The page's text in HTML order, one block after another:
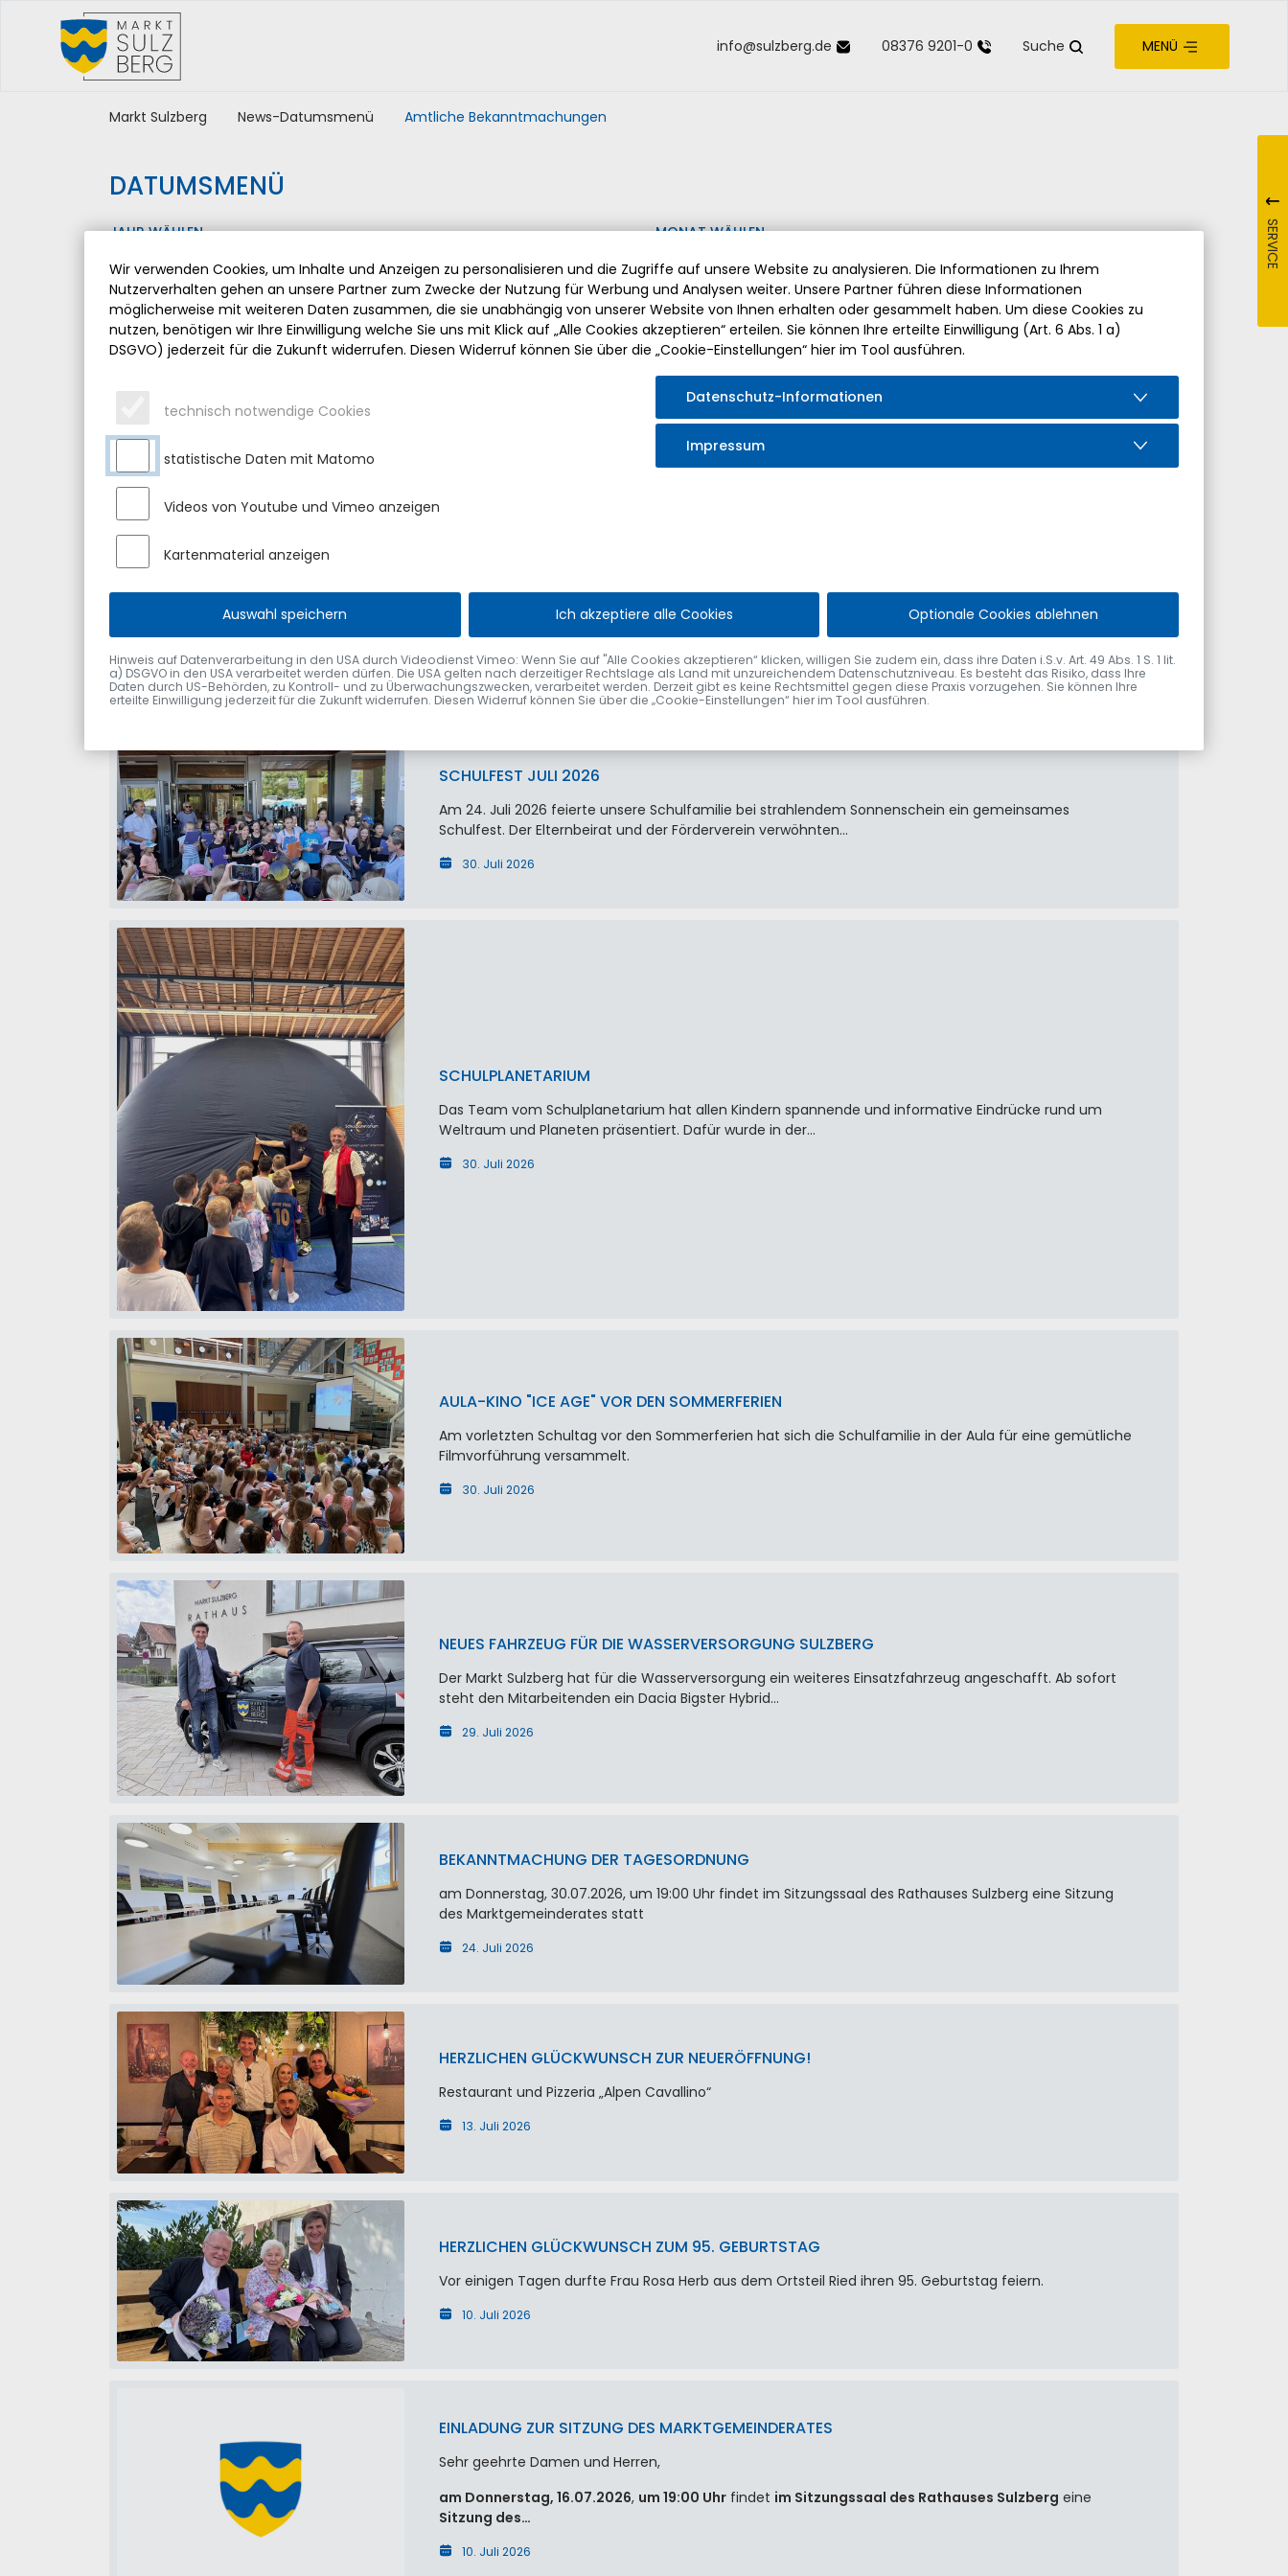
Inhalt der Seite anspringen
Informationen und Einstellungen zur Barrierefreiheit
info@sulzberg.de 08376 9201-0 Suche MENÜ
SERVICE
Markt Sulzberg News-Datumsmenü Amtliche Bekanntmachungen
DATUMSMENÜ
JAHR WÄHLEN MONAT WÄHLEN
ABSCHIED VON PFARRER HERMANN DRISCHBERGER
Erst vor wenigen Wochen durfte der Markt…
VERABSCHIEDUNG VON ELISABETH VÖGEL
Nach fast 48 Jahren im Sulzberger Rathaus wurde Elisabeth Vögel am 31. Juli 2026 vom Ersten
Bürgermeister Gerhard Frey im Rahmen einer kleinen Feier…
2. August 2026
SCHULFEST JULI 2026
Am 24. Juli 2026 feierte unsere Schulfamilie bei strahlendem Sonnenschein ein gemeinsames
Schulfest. Der Elternbeirat und der Förderverein verwöhnten…
30. Juli 2026
SCHULPLANETARIUM
Das Team vom Schulplanetarium hat allen Kindern spannende und informative Eindrücke rund um
Weltraum und Planeten präsentiert. Dafür wurde in der…
30. Juli 2026
AULA-KINO "ICE AGE" VOR DEN SOMMERFERIEN
Am vorletzten Schultag vor den Sommerferien hat sich die Schulfamilie in der Aula für eine gemütliche
Filmvorführung versammelt.
30. Juli 2026
NEUES FAHRZEUG FÜR DIE WASSERVERSORGUNG SULZBERG
Der Markt Sulzberg hat für die Wasserversorgung ein weiteres Einsatzfahrzeug angeschafft. Ab sofort
steht den Mitarbeitenden ein Dacia Bigster Hybrid…
29. Juli 2026
BEKANNTMACHUNG DER TAGESORDNUNG
am Donnerstag, 30.07.2026, um 19:00 Uhr findet im Sitzungssaal des Rathauses Sulzberg eine Sitzung
des Marktgemeinderates statt
24. Juli 2026
HERZLICHEN GLÜCKWUNSCH ZUR NEUERÖFFNUNG!
Restaurant und Pizzeria „Alpen Cavallino“
13. Juli 2026
HERZLICHEN GLÜCKWUNSCH ZUM 95. GEBURTSTAG
Vor einigen Tagen durfte Frau Rosa Herb aus dem Ortsteil Ried ihren 95. Geburtstag feiern.
10. Juli 2026
EINLADUNG ZUR SITZUNG DES MARKTGEMEINDERATES
Sehr geehrte Damen und Herren,
am Donnerstag, 16.07.2026, um 19:00 Uhr findet im Sitzungssaal des Rathauses Sulzberg eine
Sitzung des…
10. Juli 2026
Wir verwenden Cookies, um Inhalte und Anzeigen zu personalisieren und die Zugriffe auf unsere Website zu analysieren. Die Informationen zu Ihrem
Nutzerverhalten gehen an unsere Partner zum Zwecke der Nutzung für Werbung und Analysen weiter. Unsere Partner führen diese Informationen
möglicherweise mit weiteren Daten zusammen, die sie unabhängig von unserer Website von Ihnen erhalten oder gesammelt haben. Um diese Cookies zu
nutzen, benötigen wir Ihre Einwilligung welche Sie uns mit Klick auf „Alle Cookies akzeptieren“ erteilen. Sie können Ihre erteilte Einwilligung (Art. 6 Abs. 1 a)
DSGVO) jederzeit für die Zukunft widerrufen. Diesen Widerruf können Sie über die „Cookie-Einstellungen“ hier im Tool ausführen.
technisch notwendige Cookies
statistische Daten mit Matomo
Videos von Youtube und Vimeo anzeigen
Kartenmaterial anzeigen
Datenschutz-Informationen
Impressum
Auswahl speichern Ich akzeptiere alle Cookies Optionale Cookies ablehnen
Hinweis auf Datenverarbeitung in den USA durch Videodienst Vimeo: Wenn Sie auf "Alle Cookies akzeptieren“ klicken, willigen Sie zudem ein, dass ihre Daten i.S.v. Art. 49 Abs. 1 S. 1 lit.
a) DSGVO in den USA verarbeitet werden dürfen. Die USA gelten nach derzeitiger Rechtslage als Land mit unzureichendem Datenschutzniveau. Es besteht das Risiko, dass Ihre
Daten durch US-Behörden, zu Kontroll- und zu Überwachungszwecken, verarbeitet werden. Derzeit gibt es keine Rechtsmittel gegen diese Praxis vorzugehen. Sie können Ihre
erteilte Einwilligung jederzeit für die Zukunft widerrufen. Diesen Widerruf können Sie über die „Cookie-Einstellungen“ hier im Tool ausführen.